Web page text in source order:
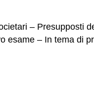
– Presupposti
esame – In tema di